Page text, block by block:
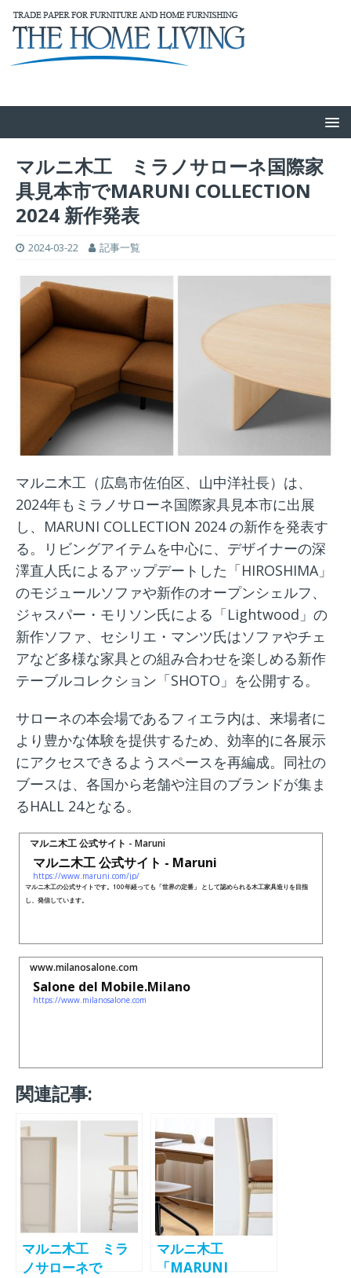
マルニ木工 ミラノサローネ国際家
具見本市でMARUNI COLLECTION
2024 新作発表
2024-03-22 記事一覧
マルニ木工（広島市佐伯区、山中洋社長）は、
2024年もミラノサローネ国際家具見本市に出展
し、MARUNI COLLECTION 2024 の新作を発表す
る。リビングアイテムを中心に、デザイナーの深
澤直人氏によるアップデートした「HIROSHIMA」
のモジュールソファや新作のオープンシェルフ、
ジャスパー・モリソン氏による「Lightwood」の
新作ソファ、セシリエ・マンツ氏はソファやチェ
アなど多様な家具との組み合わせを楽しめる新作
テーブルコレクション「SHOTO」を公開する。
サローネの本会場であるフィエラ内は、来場者に
より豊かな体験を提供するため、効率的に各展示
にアクセスできるようスペースを再編成。同社の
ブースは、各国から老舗や注目のブランドが集ま
るHALL 24となる。
マルニ木工 公式サイト - Maruni
マルニ木工 公式サイト - Maruni
https://www.maruni.com/jp/
マルニ木工の公式サイトです。100年経っても「世界の定番」 として認められる木工家具造りを目指
し、発信しています。
www.milanosalone.com
Salone del Mobile.Milano
https://www.milanosalone.com
関連記事:
マルニ木工 ミラ
ノサローネで
マルニ木工
「MARUNI